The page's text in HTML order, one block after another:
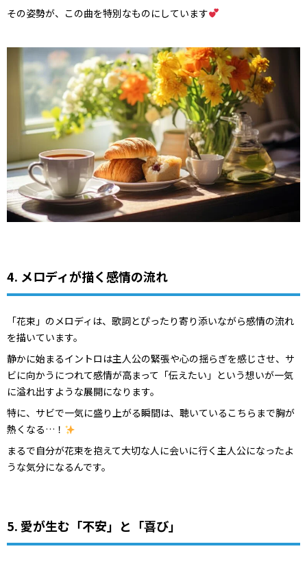
その姿勢が、この曲を特別なものにしています
4. メロディが描く感情の流れ
「花束」のメロディは、歌詞とぴったり寄り添いながら感情の流れ
を描いています。
静かに始まるイントロは主人公の緊張や心の揺らぎを感じさせ、サ
ビに向かうにつれて感情が高まって「伝えたい」という想いが一気
に溢れ出すような展開になります。
特に、サビで一気に盛り上がる瞬間は、聴いているこちらまで胸が
熱くなる…！
まるで自分が花束を抱えて大切な人に会いに行く主人公になったよ
うな気分になるんです。
5. 愛が生む「不安」と「喜び」